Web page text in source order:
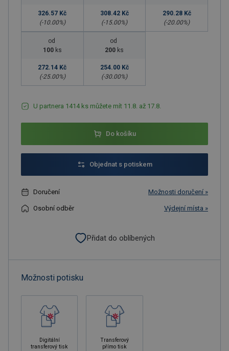
326.57 Kč
(-10.00%)
308.42 Kč
(-15.00%)
290.28 Kč
(-20.00%)
od
100 ks
272.14 Kč
(-25.00%)
od
200 ks
254.00 Kč
(-30.00%)
U partnera 1414 ks můžete mít 11.8. až 17.8.
Do košíku
Objednat s potiskem
Doručení Možnosti doručení »
Osobní odběr Výdejní místa »
Přidat do oblíbených
Možnosti potisku
Digitální
transferový tisk
Transferový
přímo tisk